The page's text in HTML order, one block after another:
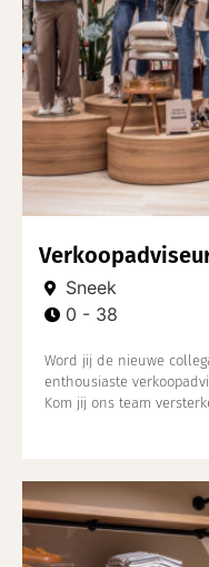
Sneek
0 - 38
Word jij de nieuwe
enthousiaste
Kom jij ons team